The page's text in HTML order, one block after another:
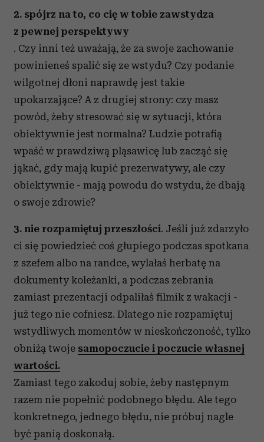
2. spójrz na to, co cię w tobie zawstydza
z pewnej perspektywy
. Czy inni też uważają, że za swoje zachowanie
powinieneś spalić się ze wstydu? Czy podanie
wilgotnej dłoni naprawdę jest takie
upokarzające? A z drugiej strony: czy masz
powód, żeby stresować się w sytuacji, która
obiektywnie jest normalna? Ludzie potrafią
wpaść w prawdziwą pląsawicę lub zacząć się
jąkać, gdy mają kupić prezerwatywy, ale czy
obiektywnie - mają powodu do wstydu, że dbają
o swoje zdrowie?
3. nie rozpamiętuj przeszłości. Jeśli już zdarzyło
ci się powiedzieć coś głupiego podczas spotkana
z szefem albo na randce, wylałaś herbatę na
dokumenty koleżanki, a podczas zebrania
zamiast prezentacji odpaliłaś filmik z wakacji -
już tego nie cofniesz. Dlatego nie rozpamiętuj
wstydliwych momentów w nieskończoność, tylko
obniżą twoje samopoczucie i poczucie własnej
wartości.
Zamiast tego zakoduj sobie, żeby następnym
razem nie popełnić podobnego błędu. Ale tego
konkretnego, jednego błędu, nie próbuj nagle
być panią doskonałą.